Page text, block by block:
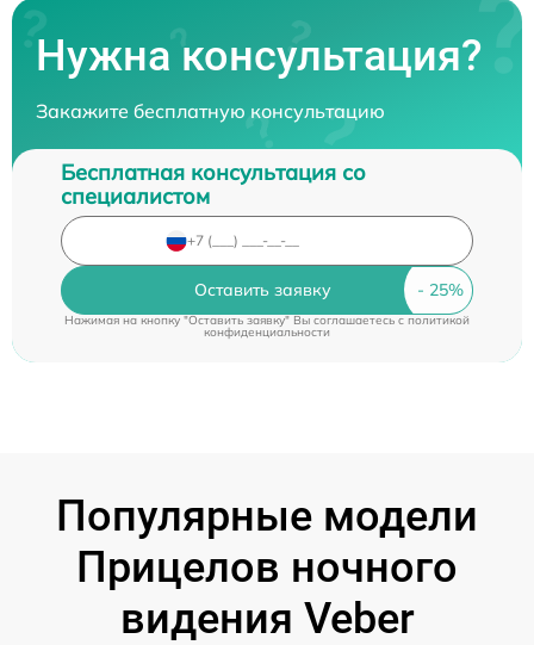
Нужна консультация?
Закажите бесплатную консультацию
Бесплатная консультация со
специалистом
Оставить заявку
Нажимая на кнопку "Оставить заявку" Вы соглашаетесь cполитикой
конфиденциальности
Популярные модели
Прицелов ночного
видения Veber